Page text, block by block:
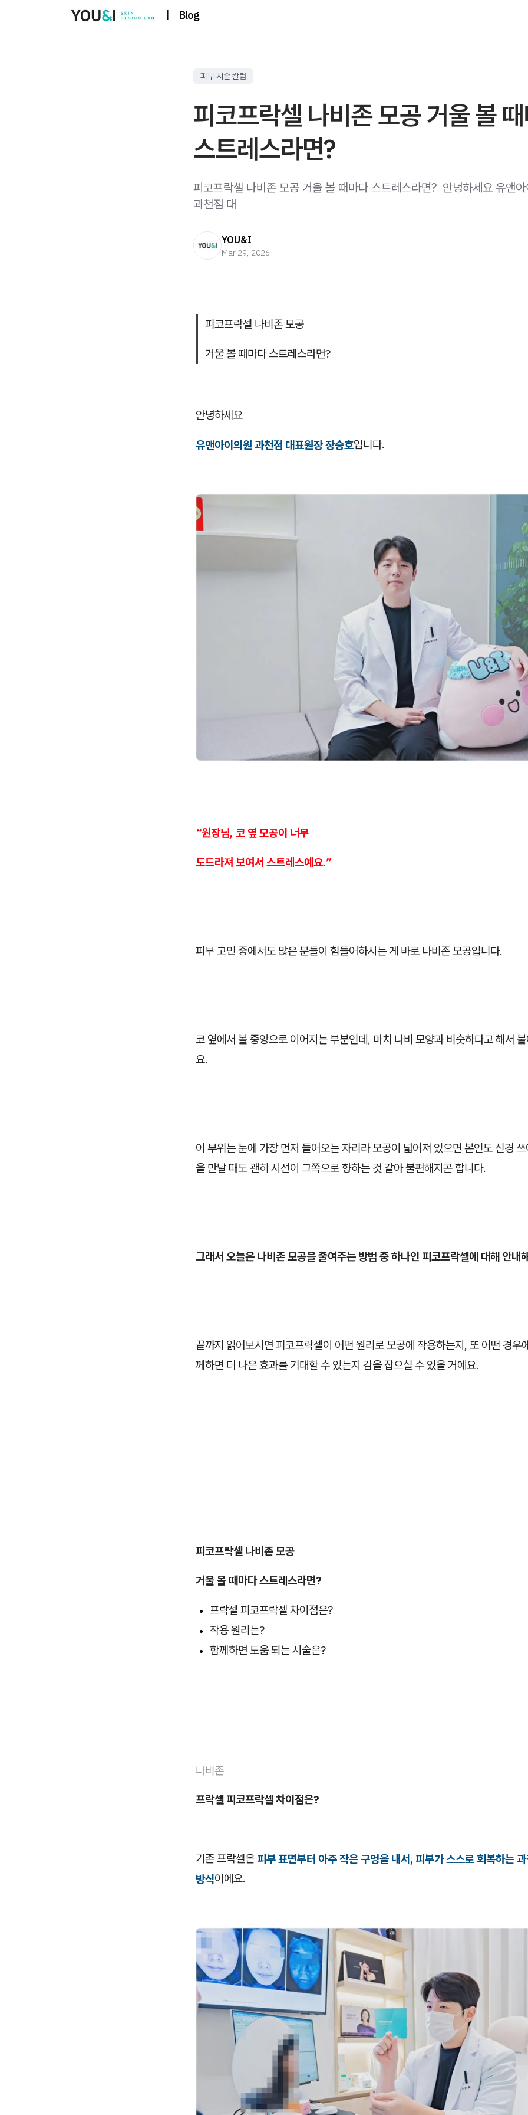
| Blog
피부 시술 칼럼
피코프락셀 나비존 모공 거울 볼
스트레스라면?
피코프락셀 나비존 모공 거울 볼 때마다 스트레스라면? ​ 안녕하세요 유앤아
과천점 대
YOU&I
Mar 29, 2026
피코프락셀 나비존 모공
거울 볼 때마다 스트레스라면?
안녕하세요
유앤아이의원 과천점 대표원장 장승호입니다.
“원장님, 코 옆 모공이 너무
도드라져 보여서 스트레스예요.”
피부 고민 중에서도 많은 분들이 힘들어하시는 게 바로 나비존 모공입니다.
코 옆에서 볼 중앙으로 이어지는 부분인데, 마치 나비 모양과 비슷하다고 해서
요.
이 부위는 눈에 가장 먼저 들어오는 자리라 모공이 넓어져 있으면 본인도 신경
을 만날 때도 괜히 시선이 그쪽으로 향하는 것 같아 불편해지곤 합니다.
그래서 오늘은 나비존 모공을 줄여주는 방법 중 하나인 피코프락셀에 대해 안내
끝까지 읽어보시면 피코프락셀이 어떤 원리로 모공에 작용하는지, 또 어떤 경우
께하면 더 나은 효과를 기대할 수 있는지 감을 잡으실 수 있을 거예요.
피코프락셀 나비존 모공
거울 볼 때마다 스트레스라면?
프락셀 피코프락셀 차이점은?
작용 원리는?
함께하면 도움 되는 시술은?
나비존
프락셀 피코프락셀 차이점은?
기존 프락셀은 피부 표면부터 아주 작은 구멍을 내서, 피부가 스스로 회복하는
방식이에요.